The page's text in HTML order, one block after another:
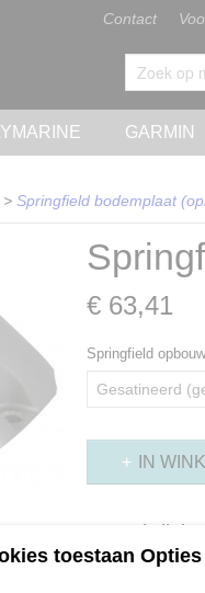
Contact
GARMIN
> Springfield bodemplaat
€ 63,41
Springfield opbouw
IN
Omschrijving
toestaan Opties